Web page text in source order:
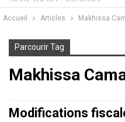
Accueil Articles Makhissa
Parcourir Tag
Makhissa
Modifications